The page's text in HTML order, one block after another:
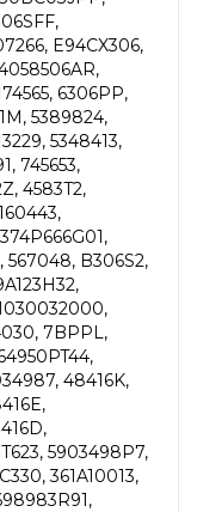
E94CX306,
6306PP,
5389824,
5348413,
745653,
4583T2,
567048, B306S2,
7BPPL,
48416K,
5903498P7,
361A10013,